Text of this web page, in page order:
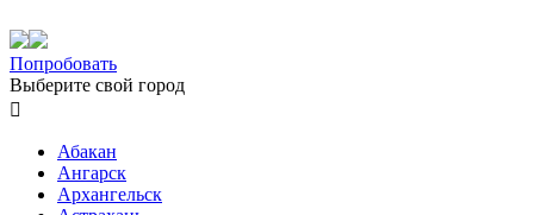
Попробовать
Выберите свой город

Абакан
Ангарск
Архангельск